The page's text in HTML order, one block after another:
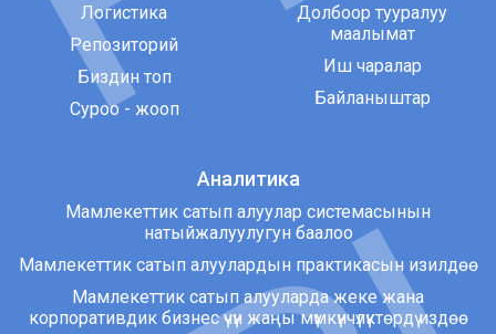
Логистика
Репозиторий
Биздин топ
Суроо - жооп
Долбоор тууралуу
маалымат
Иш чаралар
Байланыштар
Аналитика
Мамлекеттик сатып алуулар системасынын
натыйжалуулугун баалоо
Мамлекеттик сатып алуулардын практикасын изилдөө
Мамлекеттик сатып алууларда жеке жана
корпоративдик бизнес үчүн жаңы мүмкүнчүлүктөрдү издөө